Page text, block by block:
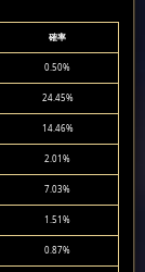
確率
0.50%
24.45%
14.46%
2.01%
7.03%
1.51%
0.87%